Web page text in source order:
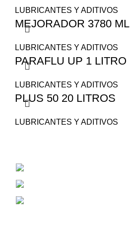
LUBRICANTES Y ADITIVOS
MEJORADOR 3780 ML
LUBRICANTES Y ADITIVOS
PARAFLU UP 1 LITRO
LUBRICANTES Y ADITIVOS
PLUS 50 20 LITROS
LUBRICANTES Y ADITIVOS